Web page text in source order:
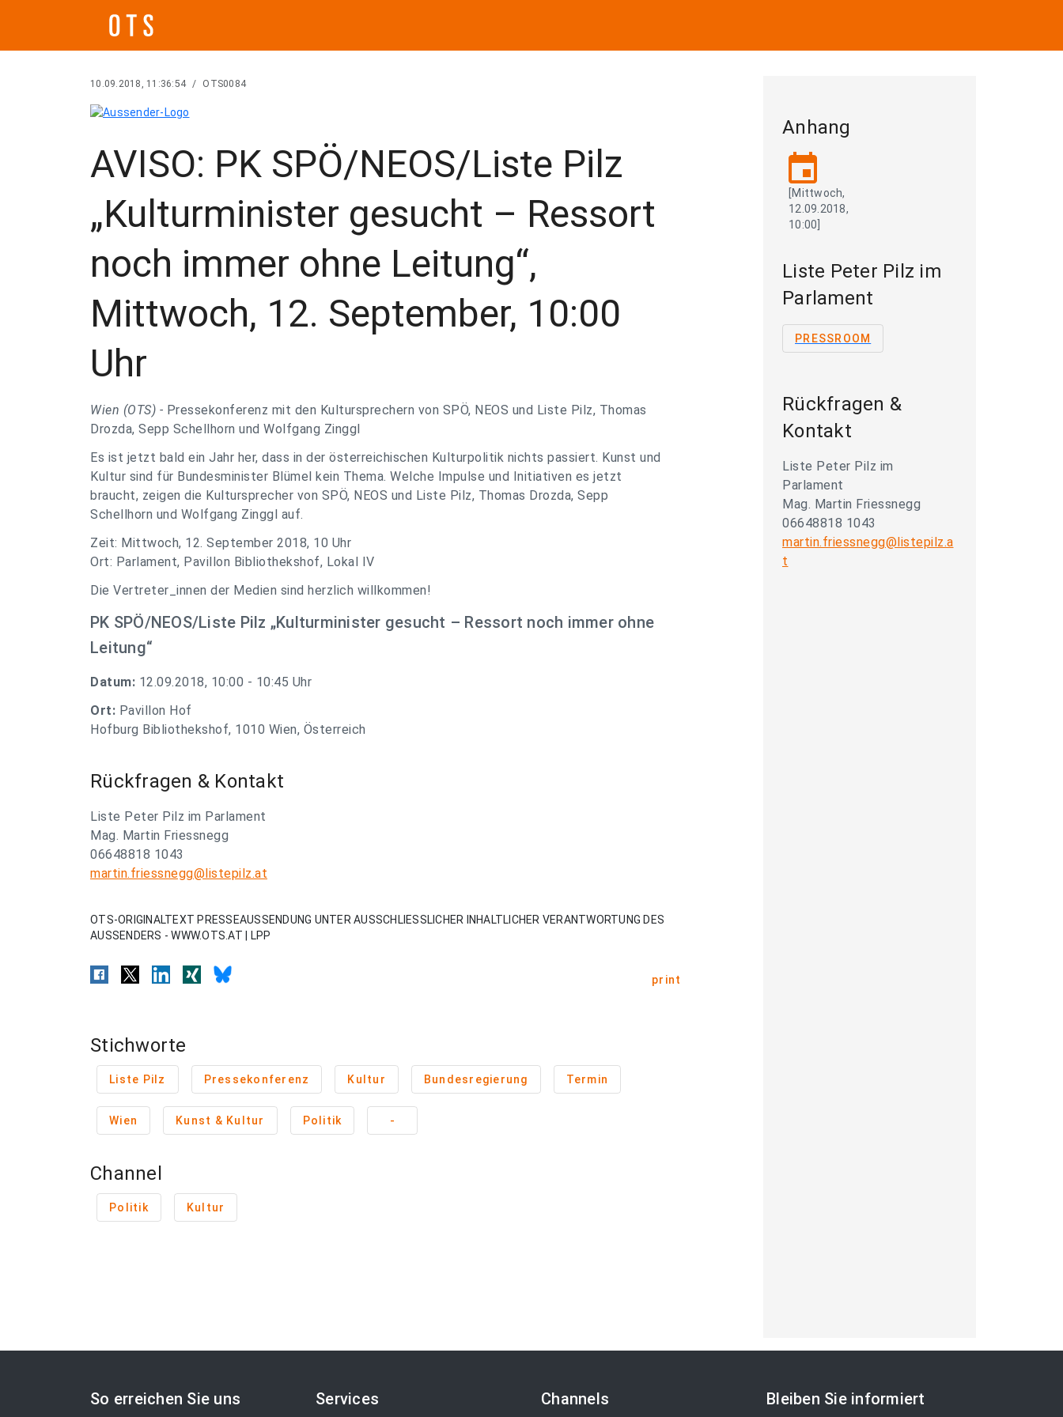
10.09.2018, 11:36:54 / OTS0084
AVISO: PK SPÖ/NEOS/Liste Pilz
„Kulturminister gesucht – Ressort
noch immer ohne Leitung“,
Mittwoch, 12. September, 10:00
Uhr
Wien (OTS) - Pressekonferenz mit den Kultursprechern von SPÖ, NEOS und Liste Pilz, Thomas
Drozda, Sepp Schellhorn und Wolfgang Zinggl
Es ist jetzt bald ein Jahr her, dass in der österreichischen Kulturpolitik nichts passiert. Kunst und
Kultur sind für Bundesminister Blümel kein Thema. Welche Impulse und Initiativen es jetzt
braucht, zeigen die Kultursprecher von SPÖ, NEOS und Liste Pilz, Thomas Drozda, Sepp
Schellhorn und Wolfgang Zinggl auf.
Zeit: Mittwoch, 12. September 2018, 10 Uhr
Ort: Parlament, Pavillon Bibliothekshof, Lokal IV
Die Vertreter_innen der Medien sind herzlich willkommen!
PK SPÖ/NEOS/Liste Pilz „Kulturminister gesucht – Ressort noch immer ohne
Leitung“
Datum: 12.09.2018, 10:00 - 10:45 Uhr
Ort: Pavillon Hof
Hofburg Bibliothekshof, 1010 Wien, Österreich
Rückfragen & Kontakt
Liste Peter Pilz im Parlament
Mag. Martin Friessnegg
06648818 1043
martin.friessnegg@listepilz.at
OTS-ORIGINALTEXT PRESSEAUSSENDUNG UNTER AUSSCHLIESSLICHER INHALTLICHER VERANTWORTUNG DES
AUSSENDERS - WWW.OTS.AT | LPP
print
Stichworte
Liste Pilz Pressekonferenz Kultur Bundesregierung Termin
Wien Kunst & Kultur Politik -
Channel
Politik Kultur
Anhang
event
[Mittwoch,
12.09.2018,
10:00]
Liste Peter Pilz im
Parlament
PRESSROOM
Rückfragen &
Kontakt
Liste Peter Pilz im
Parlament
Mag. Martin Friessnegg
06648818 1043
martin.friessnegg@listepilz.a
t
So erreichen Sie uns Services Channels Bleiben Sie informiert